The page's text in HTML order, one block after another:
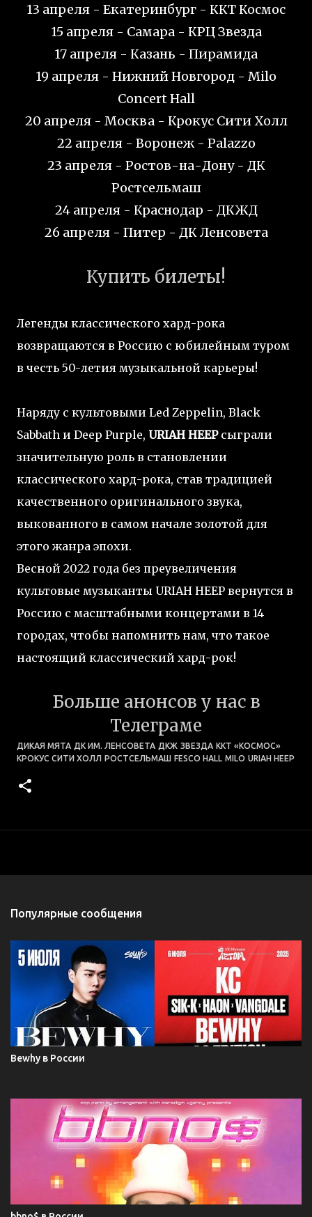
13 апреля - Екатеринбург - ККТ Космос
15 апреля - Самара - КРЦ Звезда
17 апреля - Казань - Пирамида
19 апреля - Нижний Новгород - Milo
Concert Hall
20 апреля - Москва - Крокус Сити Холл
22 апреля - Воронеж - Palazzo
23 апреля - Ростов-на-Дону - ДК
Ростсельмаш
24 апреля - Краснодар - ДКЖД
26 апреля - Питер - ДК Ленсовета
Купить билеты!
Легенды классического хард-рока
возвращаются в Россию с юбилейным туром
в честь 50-летия музыкальной карьеры!
Наряду с культовыми Led Zeppelin, Black
Sabbath и Deep Purple, URIAH HEEPсыграли
значительную роль в становлении
классического хард-рока, став традицией
качественного оригинального звука,
выкованного в самом начале золотой для
этого жанра эпохи.
Весной 2022 года без преувеличения
культовые музыканты URIAH HEEP вернутся в
Россию с масштабными концертами в 14
городах, чтобы напомнить нам, что такое
настоящий классический хард-рок!
Больше анонсов у нас в
Телеграме
ДИКАЯ МЯТА ДК ИМ. ЛЕНСОВЕТА ДКЖ ЗВЕЗДА ККТ «КОСМОС»
КРОКУС СИТИ ХОЛЛ РОСТСЕЛЬМАШ FESCO HALL MILO URIAH HEEP
Популярные сообщения
Bewhy в России